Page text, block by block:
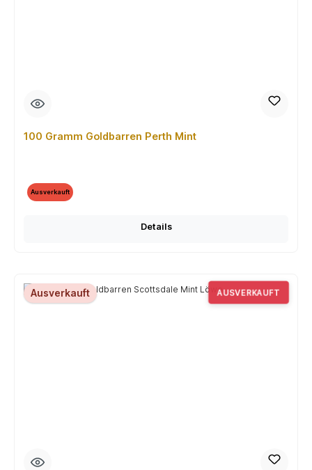
100 Gramm Goldbarren Perth Mint
Ausverkauft
Details
Ausverkauft AUSVERKAUFT